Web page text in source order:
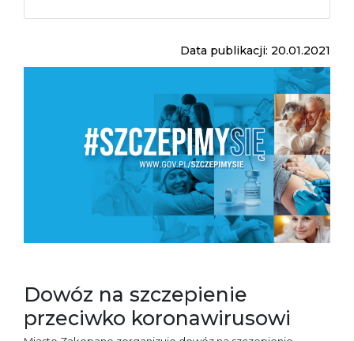
Data publikacji: 20.01.2021
Dowóz na szczepienie
przeciwko koronawirusowi